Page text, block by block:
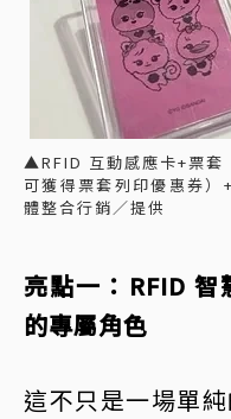
▲RFID 互動感應卡+票
可獲得票套列印優惠券
體整合行銷／提供
亮點一：RFID
的專屬角色
這不只是一場單